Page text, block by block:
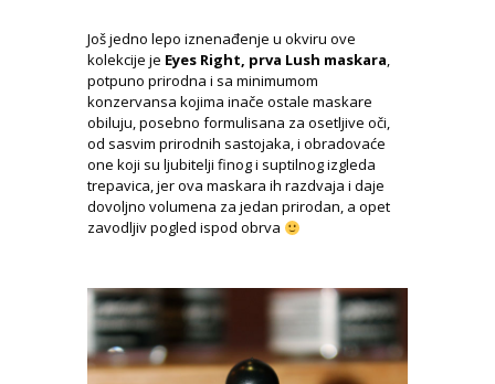
Još jedno lepo iznenađenje u okviru ove
kolekcije je Eyes Right, prva Lush maskara,
potpuno prirodna i sa minimumom
konzervansa kojima inače ostale maskare
obiluju, posebno formulisana za osetljive oči,
od sasvim prirodnih sastojaka, i obradovaće
one koji su ljubitelji finog i suptilnog izgleda
trepavica, jer ova maskara ih razdvaja i daje
dovoljno volumena za jedan prirodan, a opet
zavodljiv pogled ispod obrva